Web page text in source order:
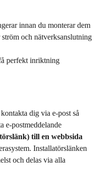
innan du monterar dem
och nätverksanslutning
perfekt inriktning
dig via e-post så
e-postmeddelande
till en webbsida
Installatörslänken
och delas via alla